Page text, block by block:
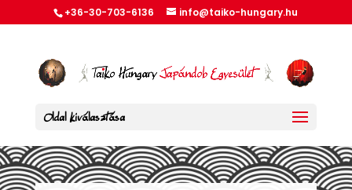
+36-30-703-6136 info@taiko-hungary.hu
Oldal kiválasztása